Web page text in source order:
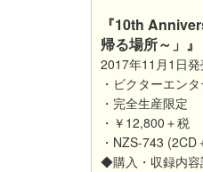
『10th
帰る場所～」』
2017年11月1日
・ビクターエン
・完全生産限定
・￥12,800＋税
・NZS-743
◆購入・収録内